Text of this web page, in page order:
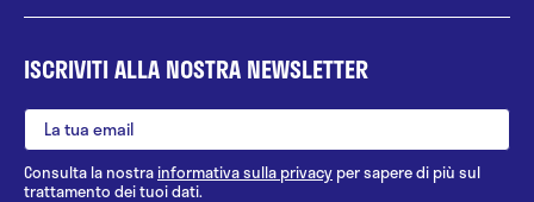
ISCRIVITI ALLA NOSTRA NEWSLETTER
Consulta la nostrainformativa sulla privacy per sapere di più sul
trattamento dei tuoi dati.